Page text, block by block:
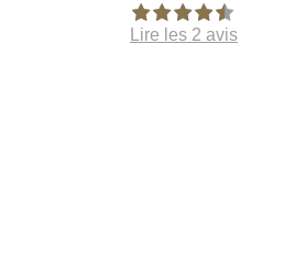
Lire les 2 avis